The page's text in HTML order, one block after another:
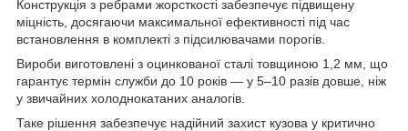
Конструкція з ребрами жорсткості забезпечує підвищену
міцність, досягаючи максимальної ефективності під час
встановлення в комплекті з підсилювачами порогів.
Вироби виготовлені з оцинкованої сталі товщиною 1,2 мм, що
гарантує термін служби до 10 років — у 5–10 разів довше, ніж
у звичайних холоднокатаних аналогів.
Таке рішення забезпечує надійний захист кузова у критично